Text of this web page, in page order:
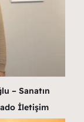
– Sanatın
İletişim